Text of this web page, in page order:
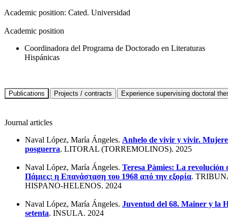
Academic position: Cated. Universidad
Academic position
Coordinadora del Programa de Doctorado en Literaturas
Hispánicas
Journal articles
Naval López, María Ángeles. Anhelo de vivir y vivir.
posguerra. LITORAL (TORREMOLINOS). 2025
Naval López, María Ángeles. Teresa Pàmies: La revolución
Πάμιες: η Επανάσταση του 1968 από την εξορία.
HISPANO-HELENOS. 2024
Naval López, María Ángeles. Juventud del 68. Mainer y la
setenta. INSULA. 2024